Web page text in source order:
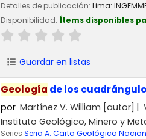
Detalles de publicación: Lima:
Disponibilidad: Ítems disponibles
Guardar en listas
Geología de los
por Martínez V. William [autor]
Instituto Geológico, Minero y
Series Seria A: Carta Geológica